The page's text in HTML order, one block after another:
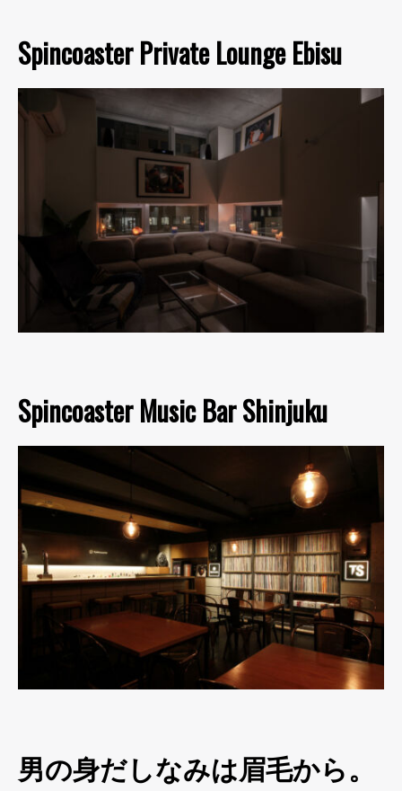
Spincoaster Private Lounge Ebisu
Spincoaster Music Bar Shinjuku
男の身だしなみは眉毛から。